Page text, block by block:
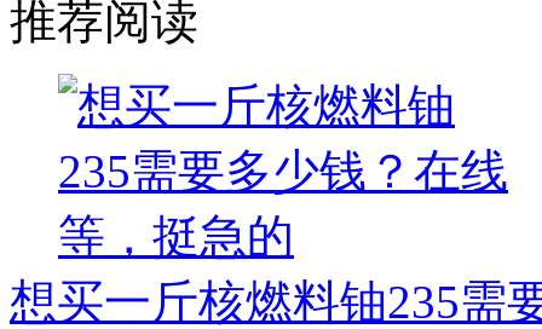
推荐阅读
想买一斤核燃料铀235需